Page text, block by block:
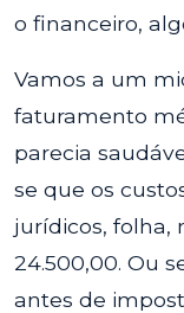
o financeiro,
Vamos a um
faturamento
parecia
se que os
jurídicos, folha,
24.500,00. Ou
antes de